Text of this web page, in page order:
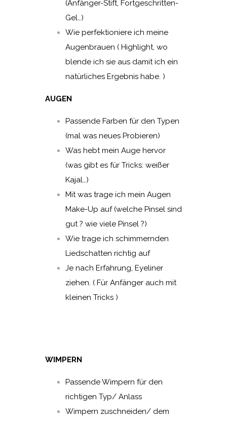
(Anfänger-Stift, Fortgeschritten-
Gel…)
Wie perfektioniere ich meine
Augenbrauen ( Highlight, wo
blende ich sie aus damit ich ein
natürliches Ergebnis habe. )
AUGEN
Passende Farben für den Typen
(mal was neues Probieren)
Was hebt mein Auge hervor
(was gibt es für Tricks: weißer
Kajal…)
Mit was trage ich mein Augen
Make-Up auf (welche Pinsel sind
gut ? wie viele Pinsel ?)
Wie trage ich schimmernden
Liedschatten richtig auf
Je nach Erfahrung, Eyeliner
ziehen. ( Für Anfänger auch mit
kleinen Tricks )
WIMPERN
Passende Wimpern für den
richtigen Typ/ Anlass
Wimpern zuschneiden/ dem